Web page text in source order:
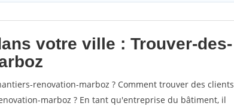
votre ville : Trouver-des-
renovation-marboz ? Comment trouver des clients
marboz ? En tant qu'entreprise du bâtiment, il